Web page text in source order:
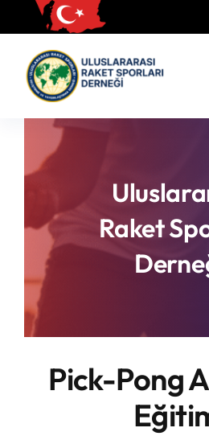
to
content
Kurumsal
Yönetmelikler
Turnuvalar
PickleFast
Branşlar
Blog
Raket
Pick-Pong